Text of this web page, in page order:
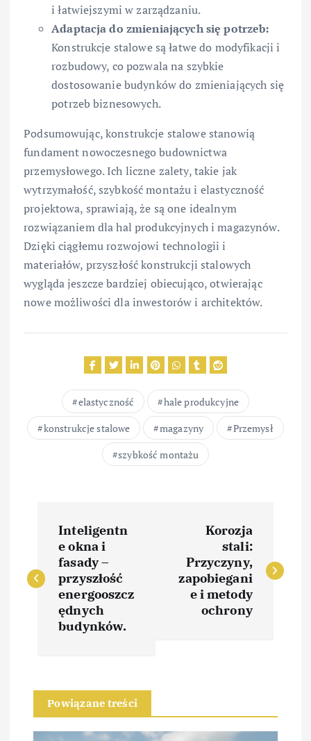
i łatwiejszymi w zarządzaniu.
Adaptacja do zmieniających się potrzeb:
Konstrukcje stalowe są łatwe do modyfikacji i
rozbudowy, co pozwala na szybkie
dostosowanie budynków do zmieniających się
potrzeb biznesowych.
Podsumowując, konstrukcje stalowe stanowią
fundament nowoczesnego budownictwa
przemysłowego. Ich liczne zalety, takie jak
wytrzymałość, szybkość montażu i elastyczność
projektowa, sprawiają, że są one idealnym
rozwiązaniem dla hal produkcyjnych i magazynów.
Dzięki ciągłemu rozwojowi technologii i
materiałów, przyszłość konstrukcji stalowych
wygląda jeszcze bardziej obiecująco, otwierając
nowe możliwości dla inwestorów i architektów.
elastyczność
hale produkcyjne
konstrukcje stalowe
magazyny
Przemysł
szybkość montażu
w
a
c
Inteligentn
e okna i
fasady –
przyszłość
energooszcz
ędnych
budynków.
Korozja
stali:
Przyczyny,
zapobiegani
e i metody
ochrony
Powiązane treści